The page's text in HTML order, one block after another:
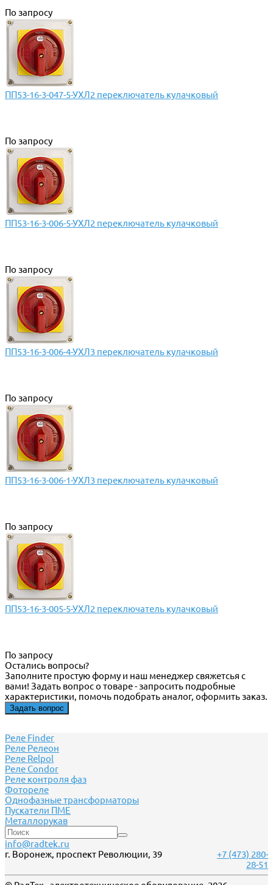
По запросу
ПП53-16-3-047-5-УХЛ2 переключатель кулачковый
По запросу
ПП53-16-3-006-5-УХЛ2 переключатель кулачковый
По запросу
ПП53-16-3-006-4-УХЛ3 переключатель кулачковый
По запросу
ПП53-16-3-006-1-УХЛ3 переключатель кулачковый
По запросу
ПП53-16-3-005-5-УХЛ2 переключатель кулачковый
По запросу
Остались вопросы?
Заполните простую форму и наш менеджер свяжетсья с
вами! Задать вопрос о товаре - запросить подробные
характеристики, помочь подобрать аналог, оформить заказ.
Задать вопрос
Реле Finder
Реле Релеон
Реле Relpol
Реле Сondor
Реле контроля фаз
Фотореле
Однофазные трансформаторы
Пускатели ПМЕ
Металлорукав
info@radtek.ru
г. Воронеж, проспект Революции, 39
+7 (473) 280-
28-51